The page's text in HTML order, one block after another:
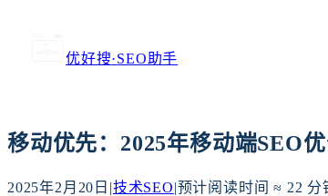
优好搜·SEO助手
移动优先：2025年移动端SEO
2025年2月20日 |技术SEO|预计阅读时间 ≈ 22 分